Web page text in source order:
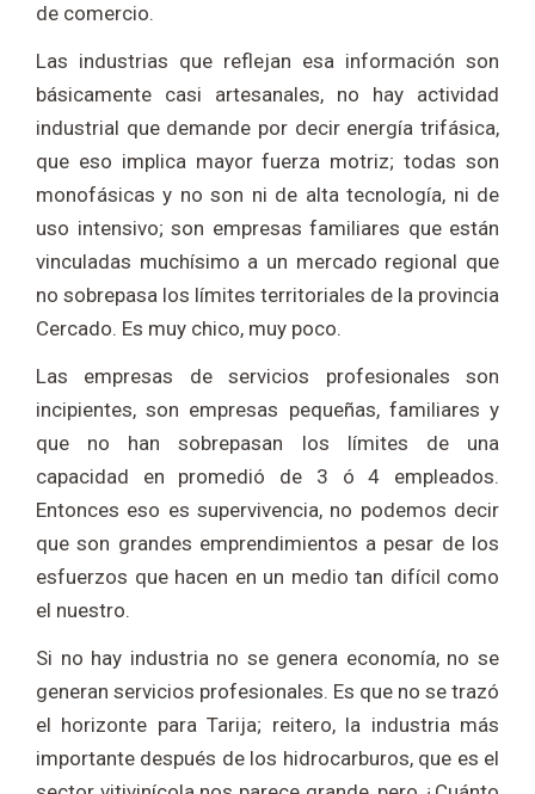
de comercio.
Las industrias que reflejan esa información son
básicamente casi artesanales, no hay actividad
industrial que demande por decir energía trifásica,
que eso implica mayor fuerza motriz; todas son
monofásicas y no son ni de alta tecnología, ni de
uso intensivo; son empresas familiares que están
vinculadas muchísimo a un mercado regional que
no sobrepasa los límites territoriales de la provincia
Cercado. Es muy chico, muy poco.
Las empresas de servicios profesionales son
incipientes, son empresas pequeñas, familiares y
que no han sobrepasan los límites de una
capacidad en promedió de 3 ó 4 empleados.
Entonces eso es supervivencia, no podemos decir
que son grandes emprendimientos a pesar de los
esfuerzos que hacen en un medio tan difícil como
el nuestro.
Si no hay industria no se genera economía, no se
generan servicios profesionales. Es que no se trazó
el horizonte para Tarija; reitero, la industria más
importante después de los hidrocarburos, que es el